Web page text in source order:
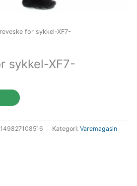
for sykkel-XF7-
sykkel-XF7-
Kategori: Varemagasin